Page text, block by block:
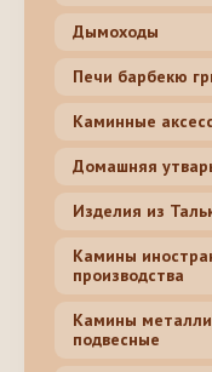
Дымоходы
Печи барбекю
Каминные
Домашняя
Изделия из
Камины
производства
Камины
подвесные